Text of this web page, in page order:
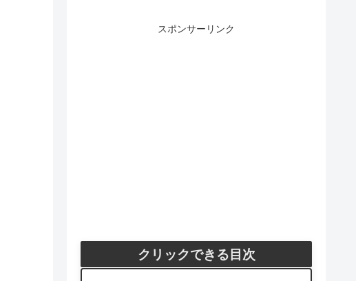
スポンサーリンク
クリックできる目次